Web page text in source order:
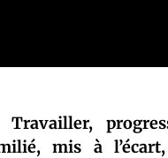
mis à